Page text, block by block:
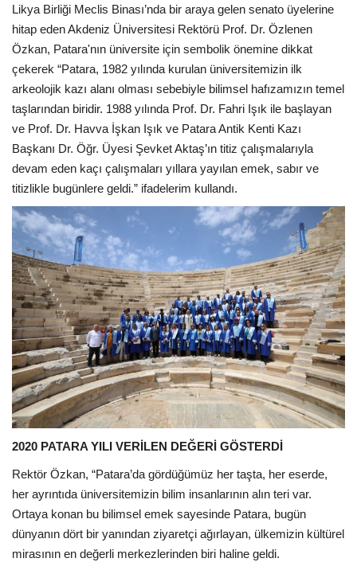
Likya Birliği Meclis Binası’nda bir araya gelen senato üyelerine
hitap eden Akdeniz Üniversitesi Rektörü Prof. Dr. Özlenen
Özkan, Patara'nın üniversite için sembolik önemine dikkat
çekerek “Patara, 1982 yılında kurulan üniversitemizin ilk
arkeolojik kazı alanı olması sebebiyle bilimsel hafızamızın temel
taşlarından biridir. 1988 yılında Prof. Dr. Fahri Işık ile başlayan
ve Prof. Dr. Havva İşkan Işık ve Patara Antik Kenti Kazı
Başkanı Dr. Öğr. Üyesi Şevket Aktaş’ın titiz çalışmalarıyla
devam eden kaçı çalışmaları yıllara yayılan emek, sabır ve
titizlikle bugünlere geldi.” ifadelerim kullandı.
2020 PATARA YILI VERİLEN DEĞERİ GÖSTERDİ
Rektör Özkan, “Patara’da gördüğümüz her taşta, her eserde,
her ayrıntıda üniversitemizin bilim insanlarının alın teri var.
Ortaya konan bu bilimsel emek sayesinde Patara, bugün
dünyanın dört bir yanından ziyaretçi ağırlayan, ülkemizin kültürel
mirasının en değerli merkezlerinden biri haline geldi.